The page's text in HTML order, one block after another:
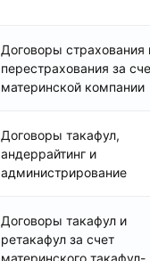
Договоры страхования
перестрахования за
материнской компании
Договоры такафул,
андеррайтинг и
администрирование
Договоры такафул и
ретакафул за счет
материнского такафул-